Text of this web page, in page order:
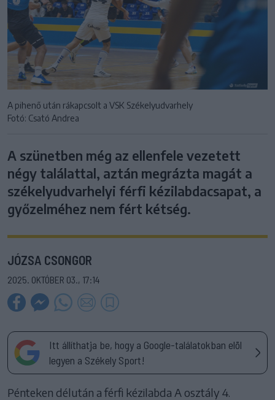
A pihenő után rákapcsolt a VSK Székelyudvarhely
Fotó: Csató Andrea
A szünetben még az ellenfele vezetett
négy találattal, aztán megrázta magát a
székelyudvarhelyi férfi kézilabdacsapat, a
győzelméhez nem fért kétség.
JÓZSA CSONGOR
2025. OKTÓBER 03., 17:14
Itt állíthatja be, hogy a Google-találatokban elöl
legyen a Székely Sport!
Pénteken délután a férfi kézilabda A osztály 4.